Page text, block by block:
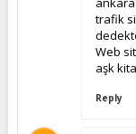
trafik
Web
aşk
Reply